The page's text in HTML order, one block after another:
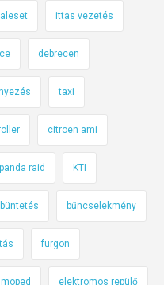
ittas vezetés
debrecen
taxi
citroen ami
panda raid KTI
büntetés bűncselekmény
furgon
elektromos repülő